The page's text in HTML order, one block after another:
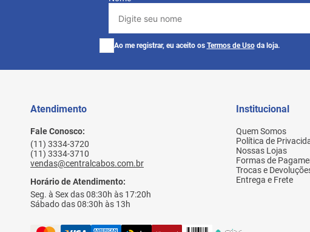
Ao me registrar, eu aceito os Termos de Uso da loja.
Atendimento
Fale Conosco:
(11) 3334-3720
(11) 3334-3710
vendas@centralcabos.com.br
Horário de Atendimento:
Seg. à Sex das 08:30h às 17:20h
Sábado das 08:30h às 13h
Institucional
Quem Somos
Política de
Nossas Lojas
Formas de
Trocas e
Entrega e Frete